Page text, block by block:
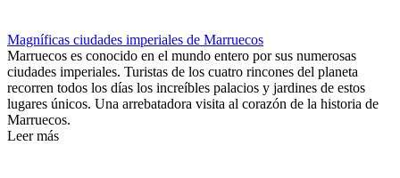
Magníficas ciudades imperiales de Marruecos
Marruecos es conocido en el mundo entero por sus numerosas
ciudades imperiales. Turistas de los cuatro rincones del planeta
recorren todos los días los increíbles palacios y jardines de estos
lugares únicos. Una arrebatadora visita al corazón de la historia de
Marruecos.
Leer más